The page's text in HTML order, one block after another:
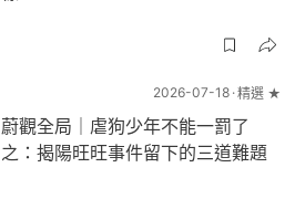
2026-07-18 精選 ★
蔚觀全局｜虐狗少年不能一罰了
之：揭陽旺旺事件留下的三道難題